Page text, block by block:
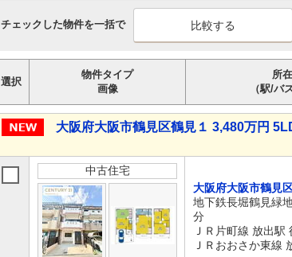
チェックした物件を一括で
選択
物件タイプ
画像
所
（駅/バ
大阪府大阪市鶴見区鶴見１ 3,480万円
中古住宅
大阪府大阪市鶴見
地下鉄長堀鶴見緑
分
ＪＲ片町線 放出駅
ＪＲおおさか東線